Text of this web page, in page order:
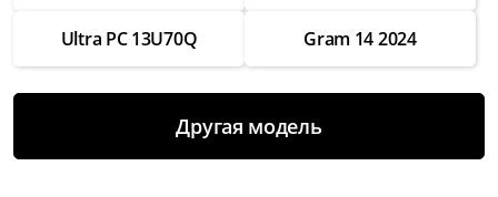
Замена HDD
Ultra PC 13U70Q Gram 14 2024
Другая модель